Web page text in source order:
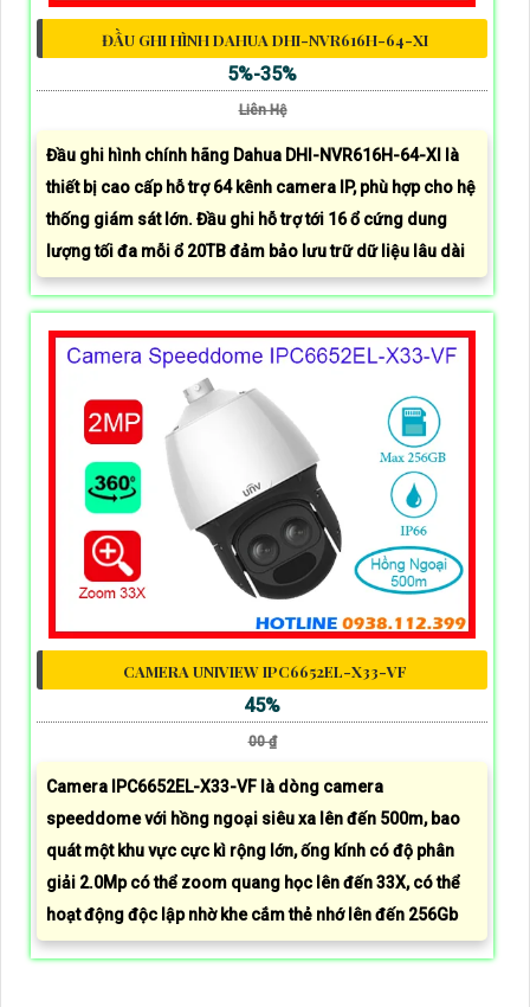
ĐẦU GHI HÌNH DAHUA DHI-NVR616H-64-XI
5%-35%
Liên Hệ
Đầu ghi hình chính hãng Dahua DHI-NVR616H-64-XI là
thiết bị cao cấp hỗ trợ 64 kênh camera IP, phù hợp cho hệ
thống giám sát lớn. Đầu ghi hỗ trợ tới 16 ổ cứng dung
lượng tối đa mỗi ổ 20TB đảm bảo lưu trữ dữ liệu lâu dài
CAMERA UNIVIEW IPC6652EL-X33-VF
45%
00 ₫
Camera IPC6652EL-X33-VF là dòng camera
speeddome với hồng ngoại siêu xa lên đến 500m, bao
quát một khu vực cực kì rộng lớn, ống kính có độ phân
giải 2.0Mp có thể zoom quang học lên đến 33X, có thể
hoạt động độc lập nhờ khe cắm thẻ nhớ lên đến 256Gb